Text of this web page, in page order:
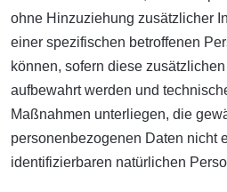
ohne Hinzuziehung zusätzlicher
einer spezifischen betroffenen
können, sofern diese
aufbewahrt werden und
Maßnahmen unterliegen, die
personenbezogenen Daten nicht
identifizierbaren natürlichen